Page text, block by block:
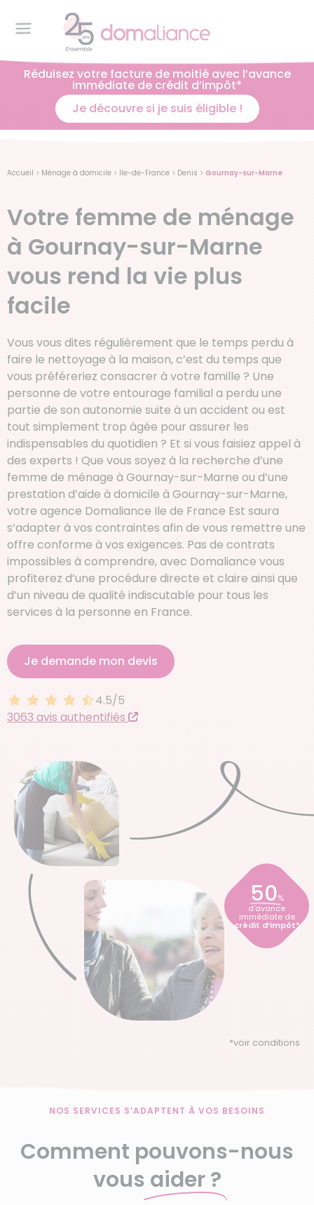
Réduisez votre facture de moitié avec l’avance
immédiate de crédit d’impôt*
Je découvre si je suis éligible !
Accueil > Ménage à domicile > Ile-de-France > Denis > Gournay-sur-Marne
Votre femme de ménage
à Gournay-sur-Marne
vous rend la vie plus
facile
Vous vous dites régulièrement que le temps perdu à
faire le nettoyage à la maison, c’est du temps que
vous préféreriez consacrer à votre famille ? Une
personne de votre entourage familial a perdu une
partie de son autonomie suite à un accident ou est
tout simplement trop âgée pour assurer les
indispensables du quotidien ? Et si vous faisiez appel à
des experts ! Que vous soyez à la recherche d’une
femme de ménage à Gournay-sur-Marne ou d’une
prestation d’aide à domicile à Gournay-sur-Marne,
votre agence Domaliance Ile de France Est saura
s’adapter à vos contraintes afin de vous remettre une
offre conforme à vos exigences. Pas de contrats
impossibles à comprendre, avec Domaliance vous
profiterez d’une procédure directe et claire ainsi que
d’un niveau de qualité indiscutable pour tous les
services à la personne en France.
Je demande mon devis
4.5 sur 5
4.5/5
3063 avis authentifiés
50%
d’avance
immédiate de
crédit d’impôt*
*voir conditions
NOS SERVICES S’ADAPTENT À VOS BESOINS
Comment pouvons-nous
vous aider ?